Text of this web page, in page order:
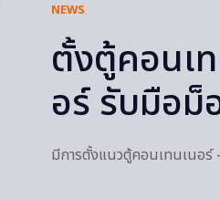
NEWS
ตั้งตู้คอนเ
อร์ รับมือม็
มีการตั้งแนวตู้คอนเทนเนอร์